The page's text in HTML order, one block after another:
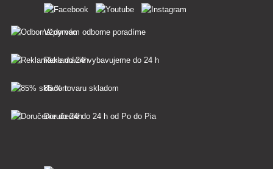
Vždy vám odborne poradíme
Reklamácie vybavujeme do 24 h
85 % tovaru skladom
Doručenie do 24 h od Po do Pia